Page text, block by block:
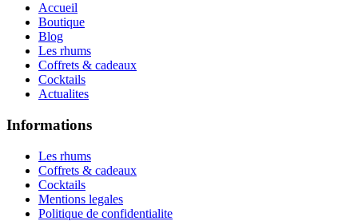
Accueil
Boutique
Blog
Les rhums
Coffrets & cadeaux
Cocktails
Actualites
Informations
Les rhums
Coffrets & cadeaux
Cocktails
Mentions legales
Politique de confidentialite